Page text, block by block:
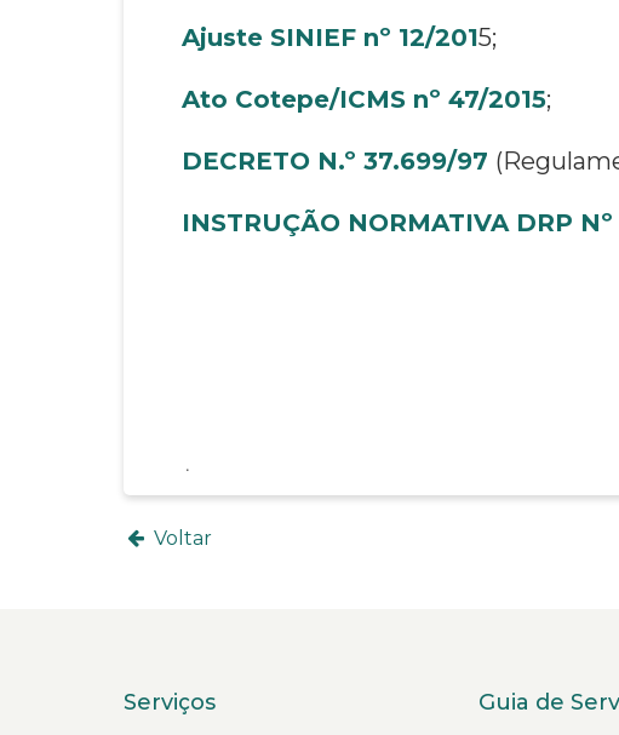
Ajuste SINIEF nº 12/2015;
Ato Cotepe/ICMS nº 47/2015;
DECRETO N.º 37.699/97
INSTRUÇÃO NORMATIVA DRP
Voltar
Serviços Guia de